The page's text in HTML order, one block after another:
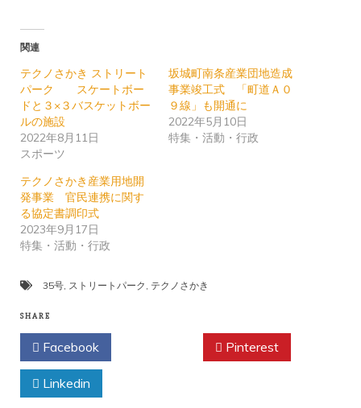
関連
テクノさかき ストリート
パーク スケートボー
ドと３×３バスケットボー
ルの施設
2022年8月11日
スポーツ
坂城町南条産業団地造成
事業竣工式 「町道Ａ０
９線」も開通に
2022年5月10日
特集・活動・行政
テクノさかき産業用地開
発事業 官民連携に関す
る協定書調印式
2023年9月17日
特集・活動・行政
35号, ストリートパーク , テクノさかき
SHARE
Facebook Pinterest
Linkedin